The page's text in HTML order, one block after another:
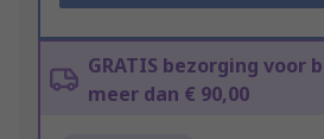
GRATIS bezorging voor
meer dan € 90,00